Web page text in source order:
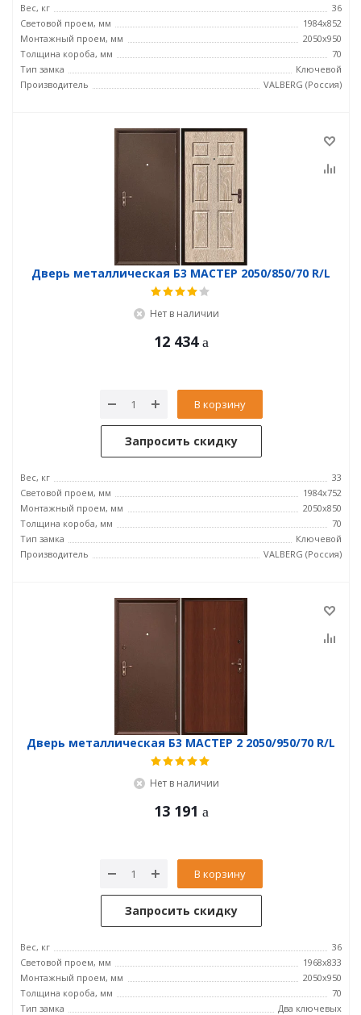
Вес, кг
36
Световой проем, мм
1984x852
Монтажный проем, мм
2050x950
Толщина короба, мм
70
Тип замка
Ключевой
Производитель
VALBERG (Россия)
Дверь металлическая Б3 МАСТЕР 2050/850/70 R/L
Нет в наличии
12 434
В корзину
Запросить скидку
Вес, кг
33
Световой проем, мм
1984x752
Монтажный проем, мм
2050x850
Толщина короба, мм
70
Тип замка
Ключевой
Производитель
VALBERG (Россия)
Дверь металлическая Б3 МАСТЕР 2 2050/950/70 R/L
Нет в наличии
13 191
В корзину
Запросить скидку
Вес, кг
36
Световой проем, мм
1968x833
Монтажный проем, мм
2050x950
Толщина короба, мм
70
Тип замка
Два ключевых